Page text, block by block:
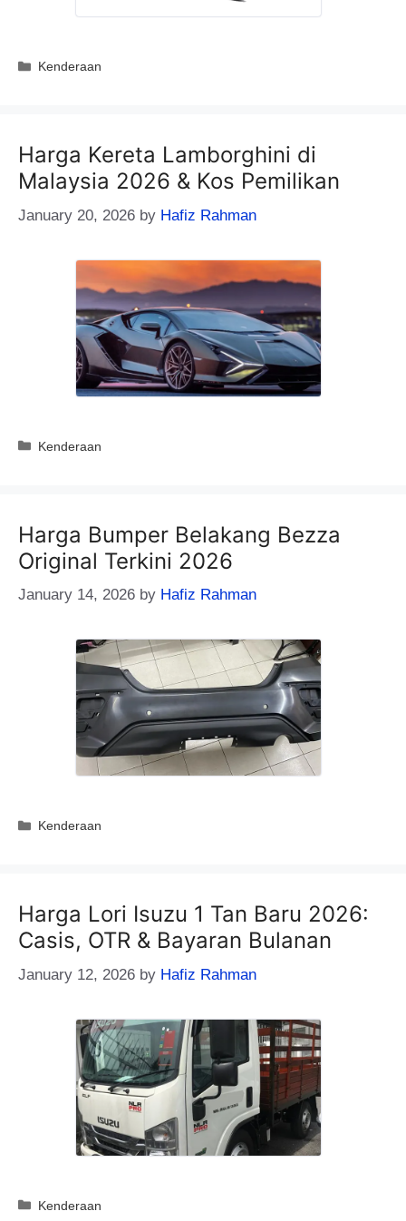
Categories
Kenderaan
Harga Kereta Lamborghini di
Malaysia 2026 & Kos Pemilikan
January 20, 2026 by Hafiz Rahman
Categories
Kenderaan
Harga Bumper Belakang Bezza
Original Terkini 2026
January 14, 2026 by Hafiz Rahman
Categories
Kenderaan
Harga Lori Isuzu 1 Tan Baru 2026:
Casis, OTR & Bayaran Bulanan
January 12, 2026 by Hafiz Rahman
Categories
Kenderaan